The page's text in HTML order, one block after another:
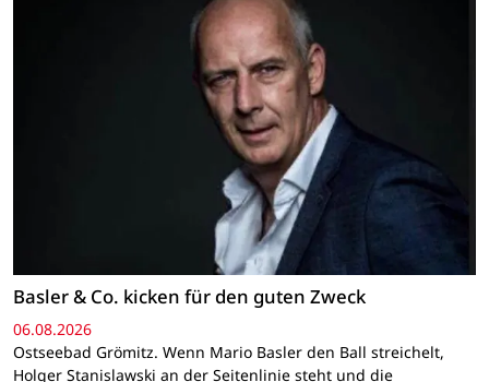
Basler & Co. kicken für den guten Zweck
06.08.2026
Ostseebad Grömitz. Wenn Mario Basler den Ball streichelt,
Holger Stanislawski an der Seitenlinie steht und die